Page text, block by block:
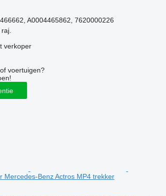
A0004465862, 7620000226
verkoper
voertuigen?
Mercedes-Benz Actros MP4 trekker